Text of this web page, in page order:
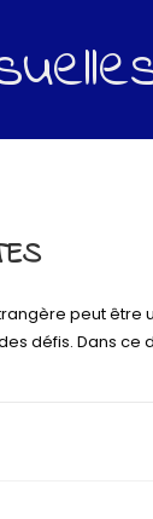
peut
défis. Dans